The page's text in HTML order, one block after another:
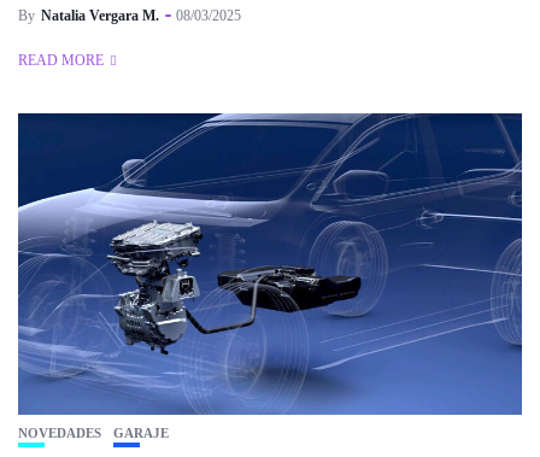
By Natalia Vergara M. 08/03/2025
READ MORE
NOVEDADES GARAJE